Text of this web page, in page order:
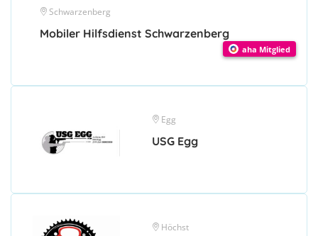
Schwarzenberg
Mobiler Hilfsdienst Schwarzenberg
aha Mitglied
Egg
USG Egg
Höchst